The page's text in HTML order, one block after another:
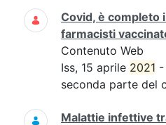
Covid, è completo
farmacisti
Contenuto Web
Iss, 15 aprile 2021 -
seconda parte del
Malattie infettive